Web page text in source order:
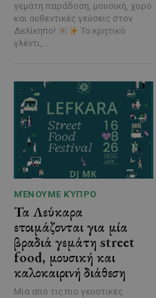
γεμάτη παράδοση, μουσική, χορό
και αυθεντικές γεύσεις στον
Δελίκηπο!
Το κρητικό
γλέντι,...
ΜΈΝΟΥΜΕ ΚΎΠΡΟ
Τα Λεύκαρα
ετοιμάζονται για μία
βραδιά γεμάτη street
food, μουσική και
καλοκαιρινή διάθεση
Μία από τις πιο γευστικές